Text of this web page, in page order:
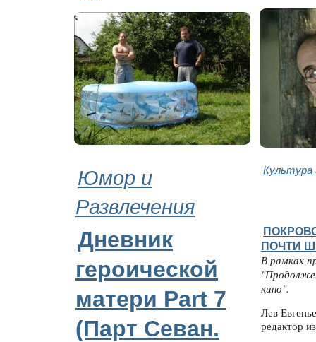
Юмор и
Развлечения
Культура
Дневник
героической
матери Part 7
(Парт Севан.
ПОЧТИ
В рамках
кино".
Лев
редактор